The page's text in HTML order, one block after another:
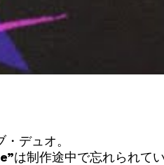
デュオ。
は制作途中で忘れられて